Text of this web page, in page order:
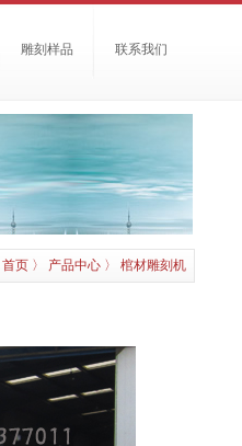
雕刻样品 联系我们
首页〉 产品中心〉 棺材雕刻机